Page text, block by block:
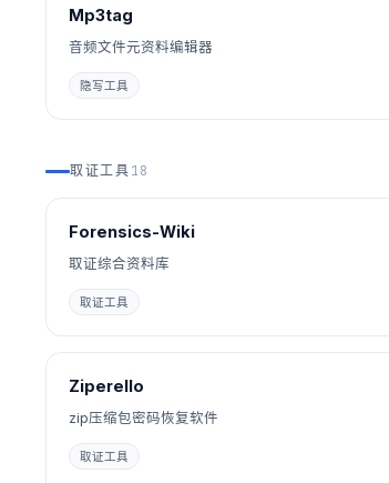
Mp3tag
音频文件元资料编辑器
隐写工具
取证工具18
Forensics-Wiki
取证综合资料库
取证工具
Ziperello
zip压缩包密码恢复软件
取证工具